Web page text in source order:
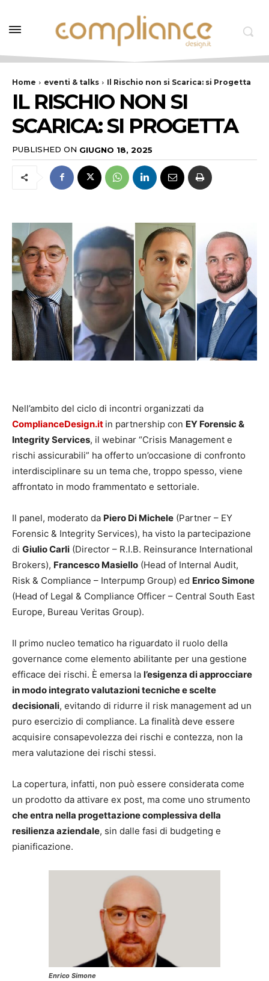
Home eventi & talks Il Rischio non si Scarica: si Progetta
IL RISCHIO NON SI
SCARICA: SI PROGETTA
PUBLISHED ON GIUGNO 18, 2025
Nell’ambito del ciclo di incontri organizzati da
ComplianceDesign.it in partnership con EY Forensic &
Integrity Services, il webinar “Crisis Management e
rischi assicurabili” ha offerto un’occasione di confronto
interdisciplinare su un tema che, troppo spesso, viene
affrontato in modo frammentato e settoriale.
Il panel, moderato da Piero Di Michele (Partner – EY
Forensic & Integrity Services), ha visto la partecipazione
di Giulio Carli (Director – R.I.B. Reinsurance International
Brokers), Francesco Masiello (Head of Internal Audit,
Risk & Compliance – Interpump Group) ed Enrico Simone
(Head of Legal & Compliance Officer – Central South East
Europe, Bureau Veritas Group).
Il primo nucleo tematico ha riguardato il ruolo della
governance come elemento abilitante per una gestione
efficace dei rischi. È emersa la l’esigenza di approcciare
in modo integrato valutazioni tecniche e scelte
decisionali, evitando di ridurre il risk management ad un
puro esercizio di compliance. La finalità deve essere
acquisire consapevolezza dei rischi e contezza, non la
mera valutazione dei rischi stessi.
La copertura, infatti, non può essere considerata come
un prodotto da attivare ex post, ma come uno strumento
che entra nella progettazione complessiva della
resilienza aziendale, sin dalle fasi di budgeting e
pianificazione.
Enrico Simone